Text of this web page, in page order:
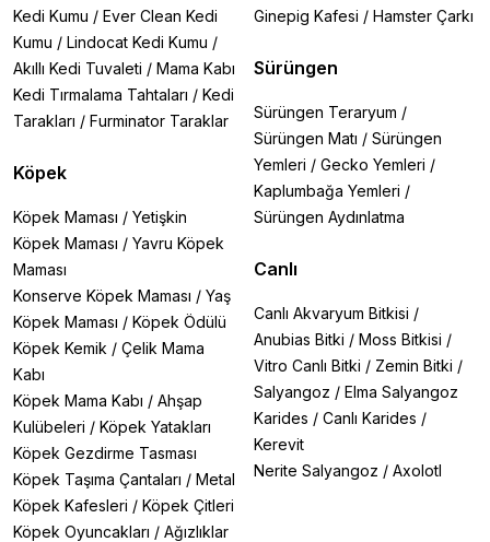
Kedi Kumu / Ever Clean Kedi
Kumu / Lindocat Kedi Kumu /
Akıllı Kedi Tuvaleti / Mama Kabı
Kedi Tırmalama Tahtaları / Kedi
Tarakları / Furminator Taraklar
Köpek
Köpek Maması / Yetişkin
Köpek Maması / Yavru Köpek
Maması
Konserve Köpek Maması / Yaş
Köpek Maması / Köpek Ödülü
Köpek Kemik / Çelik Mama
Kabı
Köpek Mama Kabı / Ahşap
Kulübeleri / Köpek Yatakları
Köpek Gezdirme Tasması
Köpek Taşıma Çantaları / Metal
Köpek Kafesleri / Köpek Çitleri
Köpek Oyuncakları / Ağızlıklar
Ginepig Kafesi / Hamster Çarkı
Sürüngen
Sürüngen Teraryum /
Sürüngen Matı / Sürüngen
Yemleri / Gecko Yemleri /
Kaplumbağa Yemleri /
Sürüngen Aydınlatma
Canlı
Canlı Akvaryum Bitkisi /
Anubias Bitki / Moss Bitkisi /
Vitro Canlı Bitki / Zemin Bitki /
Salyangoz / Elma Salyangoz
Karides / Canlı Karides /
Kerevit
Nerite Salyangoz / Axolotl